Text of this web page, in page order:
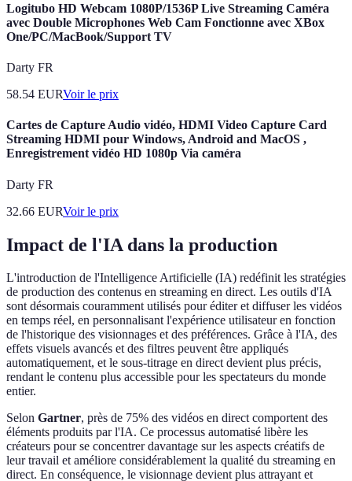
Logitubo HD Webcam 1080P/1536P Live Streaming Caméra
avec Double Microphones Web Cam Fonctionne avec XBox
One/PC/MacBook/Support TV
Darty FR
58.54 EURVoir le prix
Cartes de Capture Audio vidéo, HDMI Video Capture Card
Streaming HDMI pour Windows, Android and MacOS ,
Enregistrement vidéo HD 1080p Via caméra
Darty FR
32.66 EURVoir le prix
Impact de l'IA dans la production
L'introduction de l'Intelligence Artificielle (IA) redéfinit les stratégies
de production des contenus en streaming en direct. Les outils d'IA
sont désormais couramment utilisés pour éditer et diffuser les vidéos
en temps réel, en personnalisant l'expérience utilisateur en fonction
de l'historique des visionnages et des préférences. Grâce à l'IA, des
effets visuels avancés et des filtres peuvent être appliqués
automatiquement, et le sous-titrage en direct devient plus précis,
rendant le contenu plus accessible pour les spectateurs du monde
entier.
Selon Gartner, près de 75% des vidéos en direct comportent des
éléments produits par l'IA. Ce processus automatisé libère les
créateurs pour se concentrer davantage sur les aspects créatifs de
leur travail et améliore considérablement la qualité du streaming en
direct. En conséquence, le visionnage devient plus attrayant et